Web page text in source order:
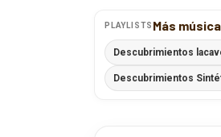
PLAYLISTS Más
Descubrimientos
Descubrimientos